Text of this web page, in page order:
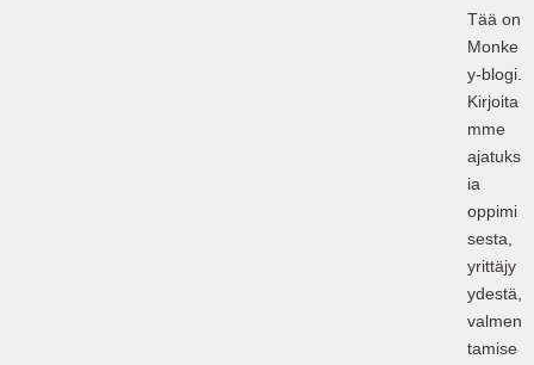
Tää on
Monke
y-blogi.
Kirjoita
mme
ajatuks
ia
oppimi
sesta,
yrittäjy
ydestä,
valmen
tamise